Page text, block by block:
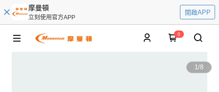
摩曼頓
立刻使用官方APP
開啟APP
0
1/8